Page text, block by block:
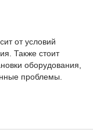
от условий
Также стоит
оборудования,
проблемы.